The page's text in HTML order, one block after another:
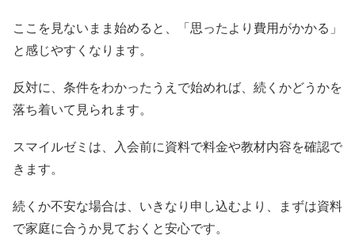
ここを見ないまま始めると、「思ったより費用がかかる」
と感じやすくなります。
反対に、条件をわかったうえで始めれば、続くかどうかを
落ち着いて見られます。
スマイルゼミは、入会前に資料で料金や教材内容を確認で
きます。
続くか不安な場合は、いきなり申し込むより、まずは資料
で家庭に合うか見ておくと安心です。